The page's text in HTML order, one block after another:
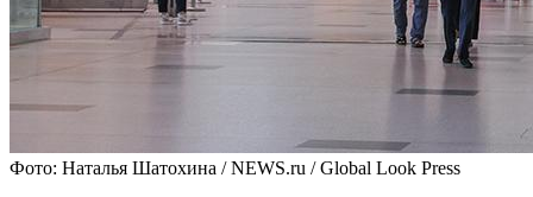
Фото: Наталья Шатохина / NEWS.ru / Global Look Press